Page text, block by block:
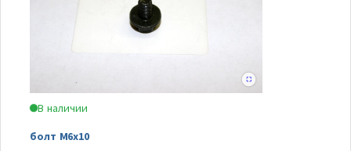
В наличии
болт M6x10